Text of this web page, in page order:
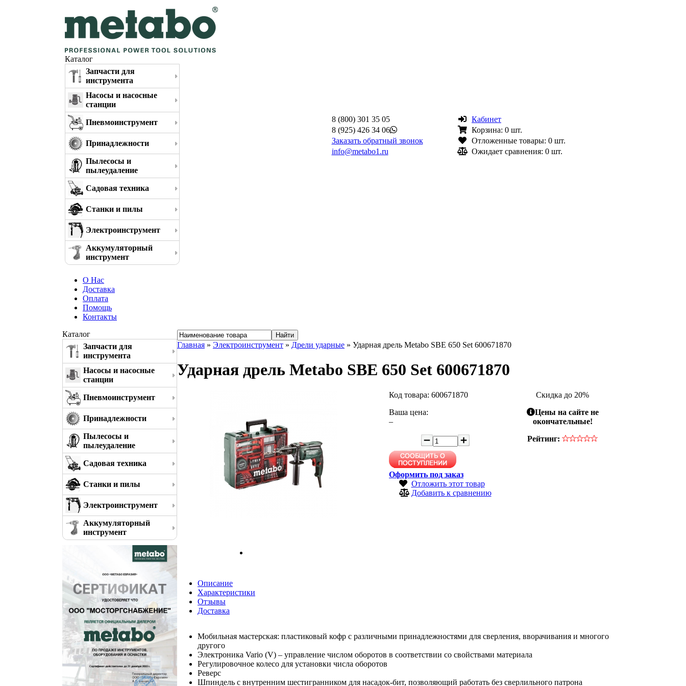
Каталог
Запчасти для
инструмента
Насосы и насосные
станции
Пневмоинструмент
Принадлежности
Пылесосы и
пылеудаление
Садовая техника
Станки и пилы
Электроинструмент
Аккумуляторный
инструмент
8 (800) 301 35 05
8 (925) 426 34 06
Заказать обратный звонок
info@metabo1.ru
Кабинет
Корзина: 0 шт.
Отложенные товары: 0 шт.
Ожидает сравнения: 0 шт.
О Нас
Доставка
Оплата
Помощь
Контакты
Каталог
Запчасти для
инструмента
Насосы и насосные
станции
Пневмоинструмент
Принадлежности
Пылесосы и
пылеудаление
Садовая техника
Станки и пилы
Электроинструмент
Аккумуляторный
инструмент
Главная » Электроинструмент » Дрели ударные » Ударная дрель Metabo SBE 650 Set 600671870
Ударная дрель Metabo SBE 650 Set 600671870
Код товара: 600671870
Ваша цена:
–
Оформить под заказ
Отложить этот товар
Добавить к сравнению
Скидка до 20%
Цены на сайте не
окончательные!
Рейтинг:
Описание
Характеристики
Отзывы
Доставка
Мобильная мастерская: пластиковый кофр с различными принадлежностями для сверления, вворачивания и многого
другого
Электроника Vario (V) – управление числом оборотов в соответствии со свойствами материала
Регулировочное колесо для установки числа оборотов
Реверс
Шпиндель с внутренним шестигранником для насадок-бит, позволяющий работать без сверлильного патрона